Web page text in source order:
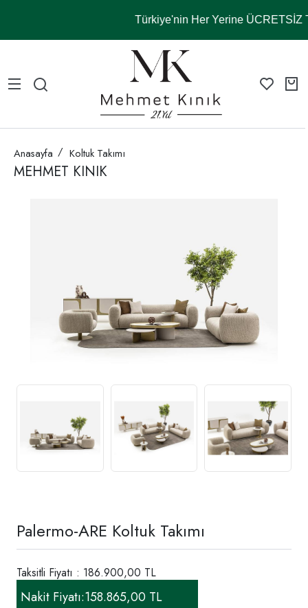
Türkiye'nin Her Yerine ÜCRETSİZ
Anasayfa Koltuk Takımı
MEHMET KINIK
Palermo-ARE Koltuk Takımı
Taksitli Fiyatı : 186.900,00 TL
Nakit Fiyatı:158.865,00 TL